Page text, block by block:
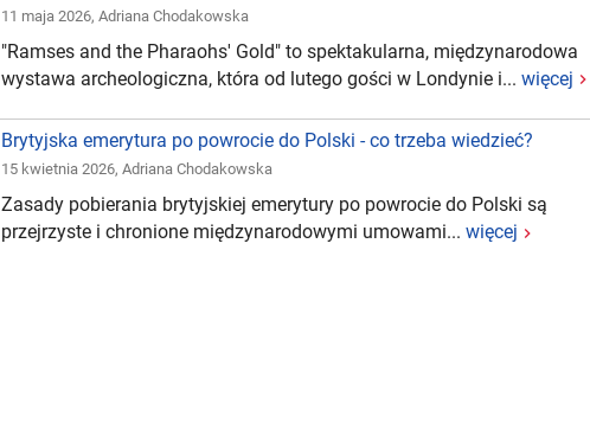
11 maja 2026, Adriana Chodakowska
"Ramses and the Pharaohs' Gold" to spektakularna, międzynarodowa
wystawa archeologiczna, która od lutego gości w Londynie i... więcej
Brytyjska emerytura po powrocie do Polski - co trzeba wiedzieć?
15 kwietnia 2026, Adriana Chodakowska
Zasady pobierania brytyjskiej emerytury po powrocie do Polski są
przejrzyste i chronione międzynarodowymi umowami... więcej